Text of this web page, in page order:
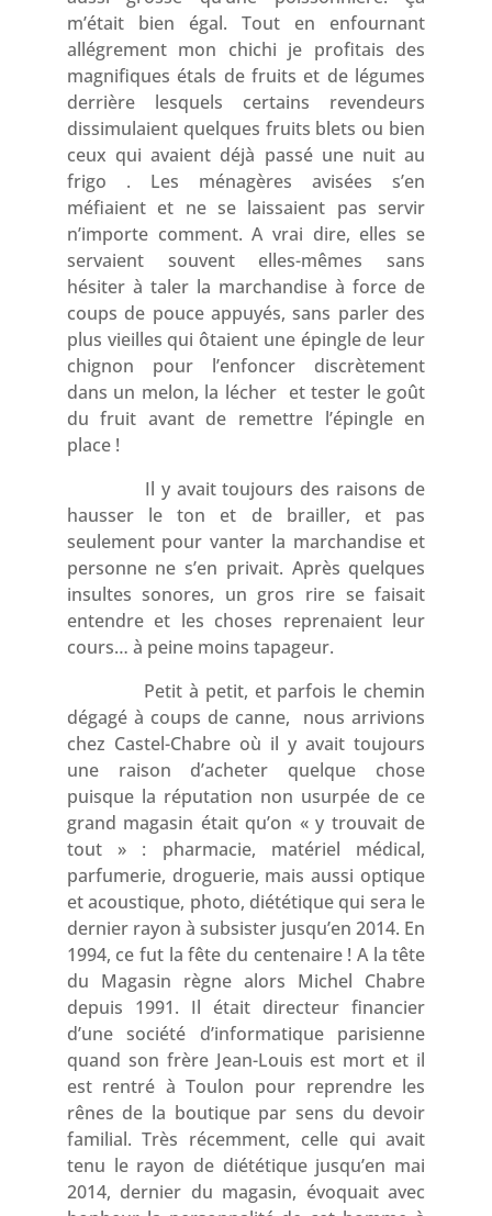
m’était bien égal. Tout en enfournant
allégrement mon chichi je profitais des
magnifiques étals de fruits et de légumes
derrière lesquels certains revendeurs
dissimulaient quelques fruits blets ou bien
ceux qui avaient déjà passé une nuit au
frigo . Les ménagères avisées s’en
méfiaient et ne se laissaient pas servir
n’importe comment. A vrai dire, elles se
servaient souvent elles-mêmes sans
hésiter à taler la marchandise à force de
coups de pouce appuyés, sans parler des
plus vieilles qui ôtaient une épingle de leur
chignon pour l’enfoncer discrètement
dans un melon, la lécher et tester le goût
du fruit avant de remettre l’épingle en
place !
Il y avait toujours des raisons de
hausser le ton et de brailler, et pas
seulement pour vanter la marchandise et
personne ne s’en privait. Après quelques
insultes sonores, un gros rire se faisait
entendre et les choses reprenaient leur
cours… à peine moins tapageur.
Petit à petit, et parfois le chemin
dégagé à coups de canne, nous arrivions
chez Castel-Chabre où il y avait toujours
une raison d’acheter quelque chose
puisque la réputation non usurpée de ce
grand magasin était qu’on « y trouvait de
tout » : pharmacie, matériel médical,
parfumerie, droguerie, mais aussi optique
et acoustique, photo, diététique qui sera le
dernier rayon à subsister jusqu’en 2014. En
1994, ce fut la fête du centenaire ! A la tête
du Magasin règne alors Michel Chabre
depuis 1991. Il était directeur financier
d’une société d’informatique parisienne
quand son frère Jean-Louis est mort et il
est rentré à Toulon pour reprendre les
rênes de la boutique par sens du devoir
familial. Très récemment, celle qui avait
tenu le rayon de diététique jusqu’en mai
2014, dernier du magasin, évoquait avec